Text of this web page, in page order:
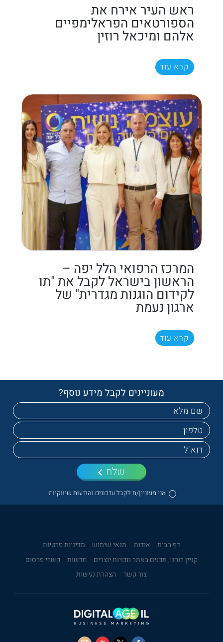
ראש העיר אירח את
הספורטאים הפראלימפיים
אלהם ומיכאל רוזין
קרא עוד
המרכז הרפואי הלל יפה –
הראשון בישראל לקבל את "תו
לקידום הוגנות מגדרית" של
ארגון נעמת
קרא עוד
מעוניינים לקבל מידע נוסף?
אני מעוניין/ת לקבל עדכונים והודעות שיווקיות.
שלח
דף הבית אודות תנאי שימוש
מדיניות פרטיות
קניין רוחני, תכנים באתר וזכויות יוצרים
חדשות
קשרי פרסום
צור קשר
הצהרת נגישות